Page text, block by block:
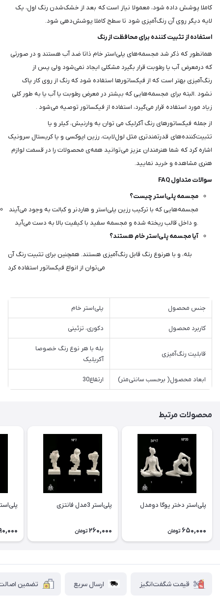
کاملا پوشش داده شود، معمولا نیاز است که بعد از خشک‌شدن رنگ اول، یک
لایه دیگر روی آن رنگ‌آمیزی شود تا سطح کاملا پوشش‌دهی شود.
استفاده از تثبیت کننده برای محافظت از رنگ
همانطور که ذکر شد مجسمه‌های پلی‌استر خام ذاتا ضد آب هستند و در صورتی
که درمعرض آب یا رطوبت قرار بگیرد مشکلی ایجاد نمی‌شود ولی پس از
رنگ‌آمیزی بهتر است که از فیکساتورها استفاده شود که رنگ از روی کار پاک
نشود .البته برای مجسمه‌هایی که بیشتر در معرض رطوبت یا آب یا به طور کلی
زیاد مورد استفاده قرار می‌گیرد، استفاده از فیکساتور توصیه می‌شود .
از جمله فیکساتورهای رنگ آکرلیک می توان به وارنیش، کیلر و یا
تثبیت‌کننده‌های قدرتمندتری مثل لول‌لایت، رزین اپوکسی و یا کریستال سرونیک
اشاره کرد که شما هنرمندان عزیز می‌توانید همه‌ی محصولات را در قسمت لوازم
هنری مشاهده و خرید نمایید.
سوالات متداول FAQ
مجسمه پلی‌استر چیست؟
و داخل قالب ریخته شده و مجسمه سفید با کیفیت بالا به دست می‌آید.
آیا مجسمه پلی‌استر خام هستند؟
بله، و با هرنوع رنگ قابل رنگ‌آمیزی هستند. همچنین برای تثبیت رنگ آن
می‌توان از انواع فیکساتور استفاده کرد
جنس محصول پلی‌استر خام
کاربرد محصول دکوری، تزئینی
قابلیت رنگ‌آمیزی
بله با هر نوع رنگ خصوصا
آکریلیک
ابعاد محصول( برحسب سانتی‌متر) ارتفاع30
محصولات مرتبط
پلی‌استر دختر یوگا دومدل
650,000 تومان
پلی‌استر 3مدل فانتزی
260,000 تومان
قیمت شگفت‌انگیز ارسال سریع تضمین اصالت